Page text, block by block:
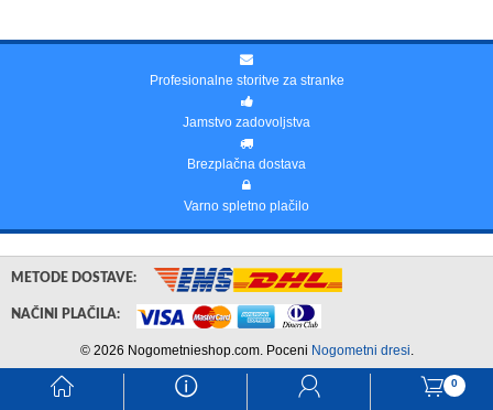
Profesionalne storitve za stranke
Jamstvo zadovoljstva
Brezplačna dostava
Varno spletno plačilo
󰃱 󰈢 󰃳 0
󰃦
METODE DOSTAVE:
NAČINI PLAČILA:
© 2026 Nogometnieshop.com. Poceni Nogometni dresi.